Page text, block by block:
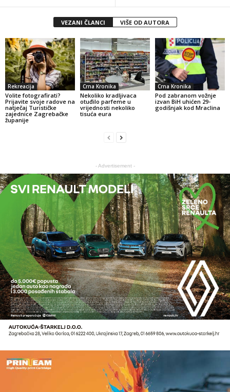
VEZANI ČLANCI VIŠE OD AUTORA
Rekreacija
Volite fotografirati?
Prijavite svoje radove na
natječaj Turističke
zajednice Zagrebačke
županije
Crna Kronika
Nekoliko kradljivaca
otuđilo parfeme u
vrijednosti nekoliko
tisuća eura
Crna Kronika
Pod zabranom vožnje
izvan BiH uhićen 29-
godišnjak kod Mraclina
- Advertisement -